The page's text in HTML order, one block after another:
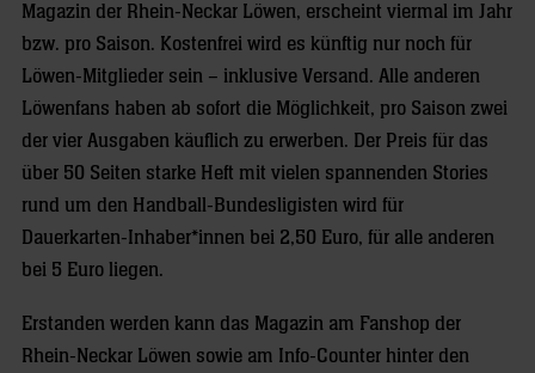
Magazin der Rhein-Neckar Löwen, erscheint viermal im Jahr
bzw. pro Saison. Kostenfrei wird es künftig nur noch für
Löwen-Mitglieder sein – inklusive Versand. Alle anderen
Löwenfans haben ab sofort die Möglichkeit, pro Saison zwei
der vier Ausgaben käuflich zu erwerben. Der Preis für das
über 50 Seiten starke Heft mit vielen spannenden Stories
rund um den Handball-Bundesligisten wird für
Dauerkarten-Inhaber*innen bei 2,50 Euro, für alle anderen
bei 5 Euro liegen.
Erstanden werden kann das Magazin am Fanshop der
Rhein-Neckar Löwen sowie am Info-Counter hinter den